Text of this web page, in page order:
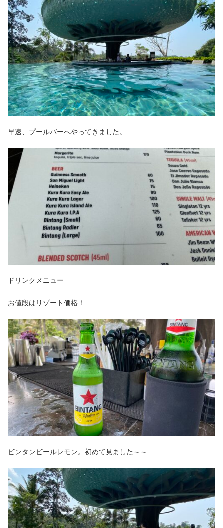
早速、プールバーへやってきました。
ドリンクメニュー
お値段はリゾート価格！
ビンタンビールレモン。初めて見ました～～